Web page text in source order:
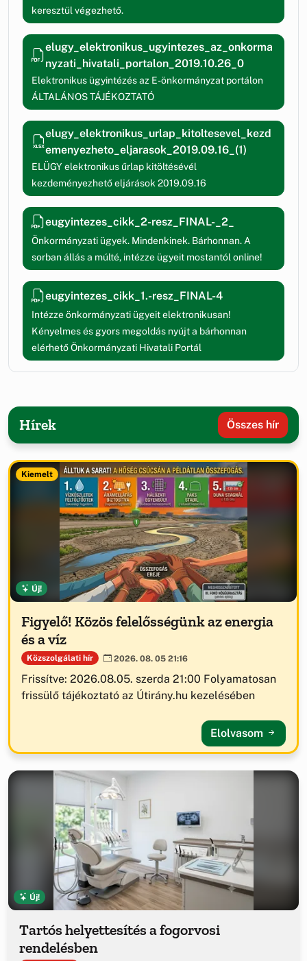
keresztül végezhető.
elugy_elektronikus_ugyintezes_az_onkorma
nyzati_hivatali_portalon_2019.10.26_0
Elektronikus ügyintézés az E-önkormányzat portálon
ÁLTALÁNOS TÁJÉKOZTATÓ
elugy_elektronikus_urlap_kitoltesevel_kezd
emenyezheto_eljarasok_2019.09.16_(1)
ELÜGY elektronikus űrlap kitöltésévél
kezdeményezhető eljárások 2019.09.16
eugyintezes_cikk_2-resz_FINAL-_2_
Önkormányzati ügyek. Mindenkinek. Bárhonnan. A
sorban állás a múlté, intézze ügyeit mostantól online!
eugyintezes_cikk_1.-resz_FINAL-4
Intézze önkormányzati ügyeit elektronikusan!
Kényelmes és gyors megoldás nyújt a bárhonnan
elérhető Önkormányzati Hivatali Portál
Hírek Összes hír
Kiemelt
Új!
Figyelő! Közös felelősségünk az energia
és a víz
Közszolgálati hír 2026. 08. 05 21:16
Frissítve: 2026.08.05. szerda 21:00 Folyamatosan
frissülő tájékoztató az Útirány.hu kezelésében
Elolvasom
Új!
Tartós helyettesítés a fogorvosi
rendelésben